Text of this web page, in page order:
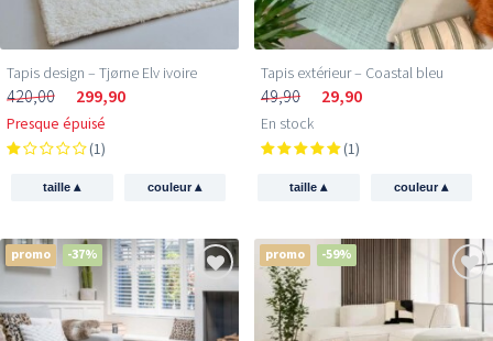
Tapis design – Tjørne Elv ivoire
420,00 299,90
Presque épuisé
(1)
taille▴ couleur▴
Tapis extérieur – Coastal bleu
49,90 29,90
En stock
(1)
taille▴ couleur▴
promo -37% promo -59%